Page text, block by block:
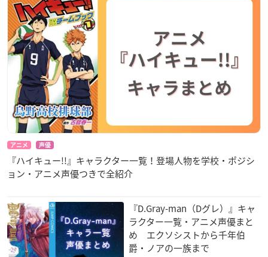
アニメ 声優
『ハイキュー!!』キャラクター一覧！登場人物を学校・ポジシ
ョン・アニメ声優つきで全紹介
『D.Gray-man（Dグレ）』キャ
ラクター一覧・アニメ声優まと
め エクソシストから千年伯
爵・ノアの一族まで